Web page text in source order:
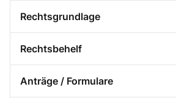
Rechtsgrundlage
Rechtsbehelf
Anträge / Formulare